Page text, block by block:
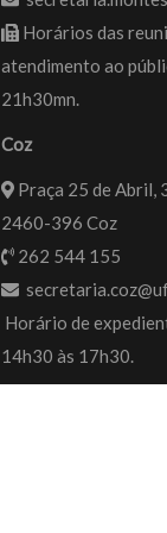
Horários das
atendimento ao
21h30mn.
Coz
Praça 25 de Abril,
2460-396 Coz
262 544 155
Horário de
14h30 às 17h30.